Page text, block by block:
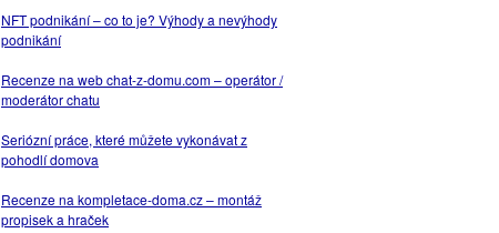
NFT podnikání – co to je? Výhody a nevýhody
podnikání
Recenze na web chat-z-domu.com – operátor /
moderátor chatu
Seriózní práce, které můžete vykonávat z
pohodlí domova
Recenze na kompletace-doma.cz – montáž
propisek a hraček